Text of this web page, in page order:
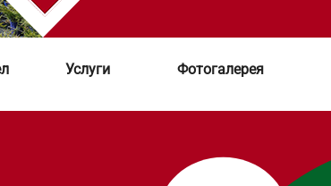
Услуги Фотогалерея